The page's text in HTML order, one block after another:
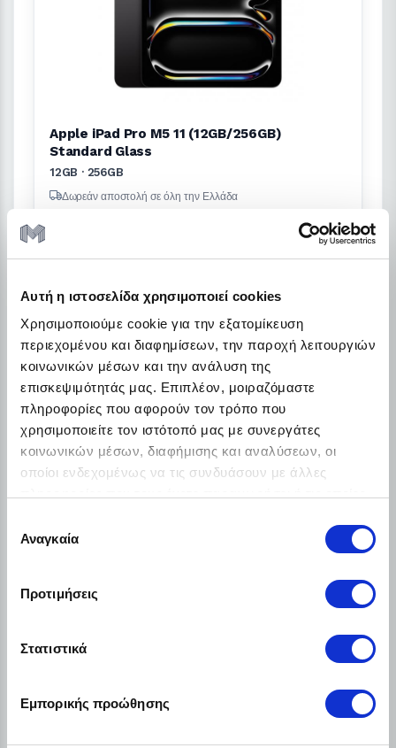
Αυτή η ιστοσελίδα χρησιμοποιεί cookies
Χρησιμοποιούμε cookie για την εξατομίκευση
περιεχομένου και διαφημίσεων, την παροχή λειτουργιών
κοινωνικών μέσων και την ανάλυση της
επισκεψιμότητάς μας. Επιπλέον, μοιραζόμαστε
πληροφορίες που αφορούν τον τρόπο που
χρησιμοποιείτε τον ιστότοπό μας με συνεργάτες
κοινωνικών μέσων, διαφήμισης και αναλύσεων, οι
οποίοι ενδεχομένως να τις συνδυάσουν με άλλες
των υπηρεσιών τους.
συγκατάθεσης
Αναγκαία
Προτιμήσεις
Στατιστικά
Εμπορικής προώθησης
Apple iPad Pro M5 11 (12GB/256GB)
Standard Glass
12GB · 256GB
Δωρεάν αποστολή σε όλη την Ελλάδα
Λεπτομέρειες
Samsung Galaxy Tab S11 Ultra WiFi 14.6
(12GB/256GB)
Δωρεάν αποστολή σε όλη την Ελλάδα